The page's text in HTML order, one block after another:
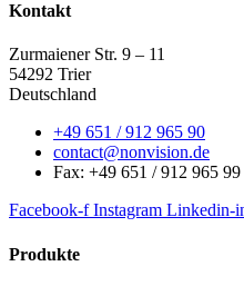
Kontakt
Zurmaiener Str. 9 – 11
54292 Trier
Deutschland
+49 651 / 912 965 90
contact@nonvision.de
Fax: +49 651 / 912 965 99
Facebook-f Instagram Linkedin-
Produkte